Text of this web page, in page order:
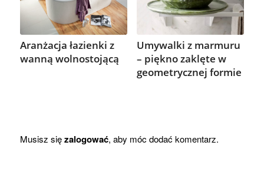
Aranżacja łazienki z
wanną wolnostojącą
Umywalki z marmuru
– piękno zaklęte w
geometrycznej formie
Musisz sięzalogować, aby móc dodać komentarz.